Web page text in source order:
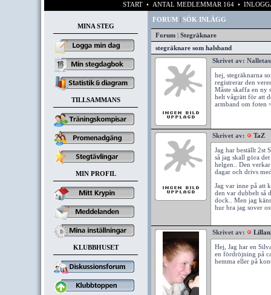
START • ANTAL MEDLEMMAR 164 •
MINA STEG
TILLSAMMANS
MIN PROFIL
KLUBBHUSET
FORUM| SÖK INLÄGG
Forum| Stegräknare
stegräknare som halsband
Skrivet av:
hej, stegräknarna
registrerar den
Måste skaffa en ny
helt vågrätt för att
armband om foten
Skrivet av:
TaZ
Jag har beställt 2st
så jag skall göra
helgen.. Den
dagar och drivs
Jag var inne på att
den var dubbelt så
dock.. Men jag
hur bra jag sover
Skrivet av:
Hej, Jag har en
en fördröjning på
hemma eller på